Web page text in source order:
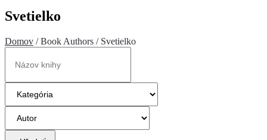
Svetielko
Domov / Book Authors / Svetielko